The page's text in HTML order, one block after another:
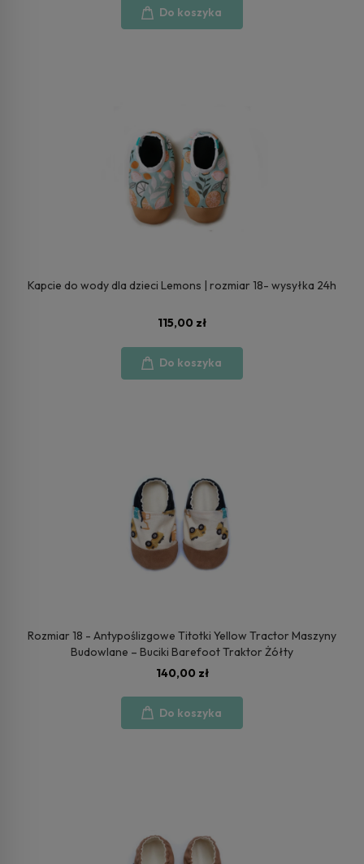
Do koszyka
Kapcie do wody dla dzieci Lemons | rozmiar 18- wysyłka 24h
115,00 zł
Do koszyka
Rozmiar 18 - Antypoślizgowe Titotki Yellow Tractor Maszyny
Budowlane – Buciki Barefoot Traktor Żółty
140,00 zł
Do koszyka